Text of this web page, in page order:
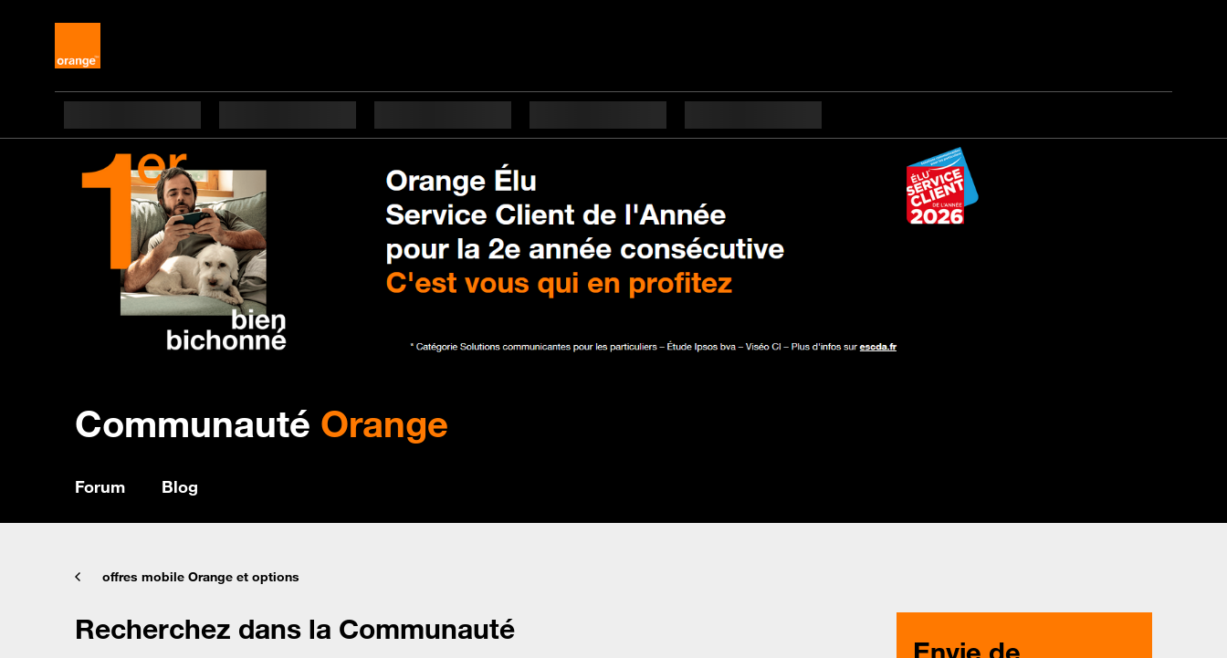
Communauté Orange
Forum Blog
offres mobile Orange et options
Recherchez dans la Communauté
Envie de